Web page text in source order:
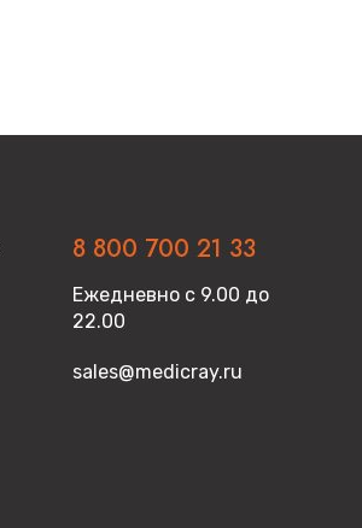
8 800 700 21 33
Ежедневно с 9.00 до
22.00
sales@medicray.ru